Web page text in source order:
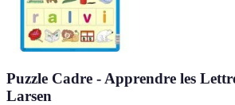
Puzzle Cadre - Apprendre les
Larsen